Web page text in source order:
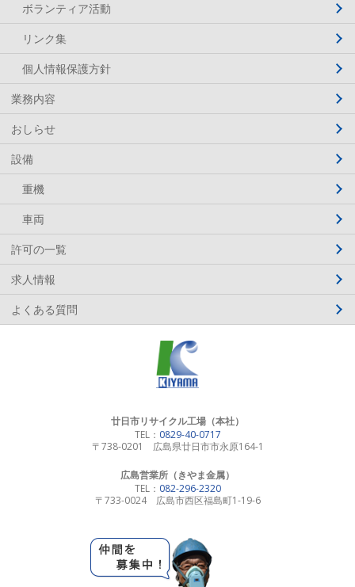
ボランティア活動
リンク集
個人情報保護方針
業務内容
おしらせ
設備
重機
車両
許可の一覧
求人情報
よくある質問
廿日市リサイクル工場（本社）
TEL： 0829-40-0717
〒738-0201 広島県廿日市市永原164-1
広島営業所（きやま金属）
TEL： 082-296-2320
〒733-0024 広島市西区福島町1-19-6